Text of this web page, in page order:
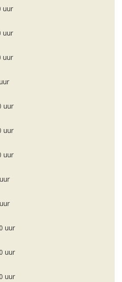
uur
uur
uur
uur
uur
uur
uur
uur
uur